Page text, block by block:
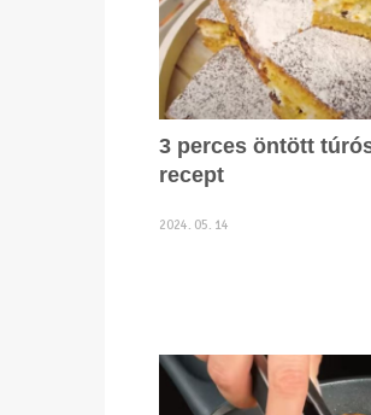
3 perces öntött
recept
2024. 05. 14